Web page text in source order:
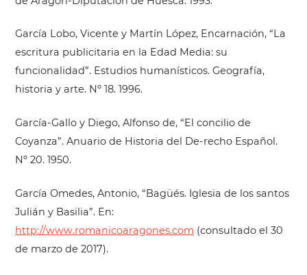
García Lobo, Vicente y Martín López, Encarnación, “La
escritura publicitaria en la Edad Media: su
funcionalidad”. Estudios humanísticos. Geografía,
historia y arte. Nº 18. 1996.
García-Gallo y Diego, Alfonso de, “El concilio de
Coyanza”. Anuario de Historia del De-recho Español.
Nº 20. 1950.
García Omedes, Antonio, “Bagüés. Iglesia de los santos
Julián y Basilia”. En:
http://www.romanicoaragones.com (consultado el 30
de marzo de 2017).